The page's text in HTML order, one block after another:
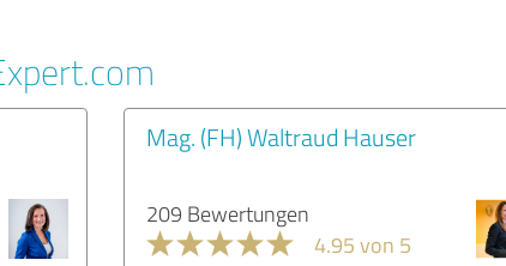
Mag. (FH) Waltraud Hauser
209 Bewertungen
4.95 von 5